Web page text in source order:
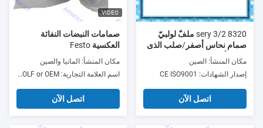
8320 sery 3/2 ملفّ لولبيّ
صمام نحاس أصفر/صلب الذى
normally closed normally
open
مكان المنشأ: الصين
إصدار الشهادات: CE ISO9001
اتصل الآن
VIDEO
صمامات النبضات النفاثة
العكسية Festo
مكان المنشأ: المانيا والصين
اسم العلامة التجارية: Festo, AIRWOLF or OEM
اتصل الآن